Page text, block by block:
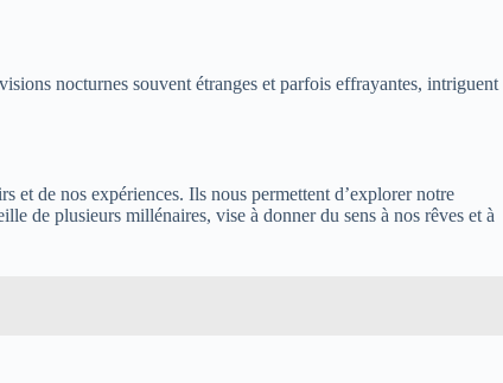
nocturnes souvent étranges et parfois effrayantes, intriguent
et de nos expériences. Ils nous permettent d’explorer notre
de plusieurs millénaires, vise à donner du sens à nos rêves et à